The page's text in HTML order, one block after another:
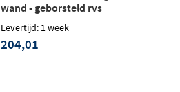
wand - geborsteld rvs
Levertijd: 1 week
204,01